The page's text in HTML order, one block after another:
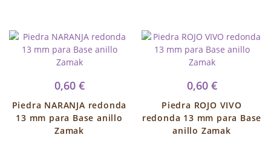
0,60 €
Piedra NARANJA redonda
13 mm para Base anillo
Zamak
0,60 €
Piedra ROJO VIVO
redonda 13 mm para Base
anillo Zamak